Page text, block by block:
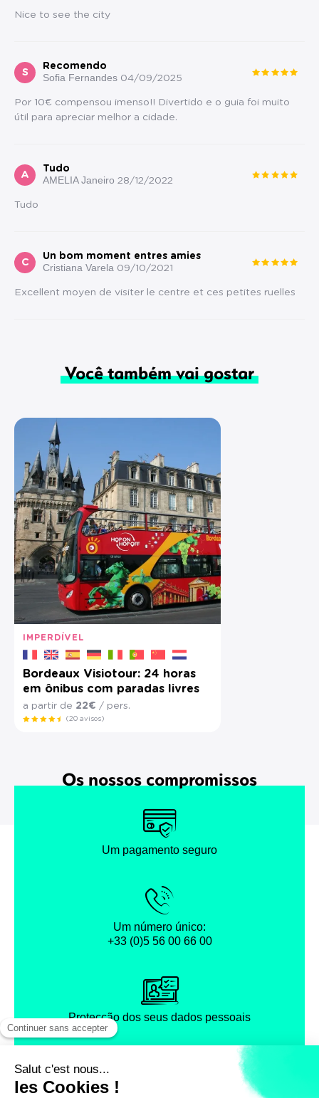
Nice to see the city
S
Recomendo
Sofia Fernandes 04/09/2025
Por 10€ compensou imenso!! Divertido e o guia foi muito
útil para apreciar melhor a cidade.
A
Tudo
AMELIA Janeiro 28/12/2022
Tudo
C
Un bom moment entres amies
Cristiana Varela 09/10/2021
Excellent moyen de visiter le centre et ces petites ruelles
Você também vai gostar
IMPERDÍVEL
Bordeaux Visiotour: 24 horas
em ônibus com paradas livres
a partir de 22€ / pers.
(20 avisos)
Os nossos compromissos
Um pagamento seguro
Um número único:
+33 (0)5 56 00 66 00
Protecção dos seus dados pessoais